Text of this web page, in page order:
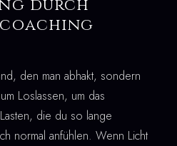
durch
den man abhakt, sondern
Loslassen, um das
die du so lange
normal anfühlen. Wenn Licht